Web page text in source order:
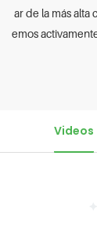
ar de la más alta
emos
Videos